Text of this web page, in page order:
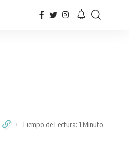
Tiempo de Lectura: 1 Minuto